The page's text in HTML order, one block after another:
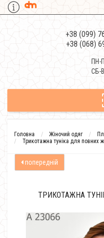
+38 (099)
+38 (068)
ПН-
СБ-
Головна Жіночий одяг
Трикотажна туніка для повних
попередній
ТРИКОТАЖНА